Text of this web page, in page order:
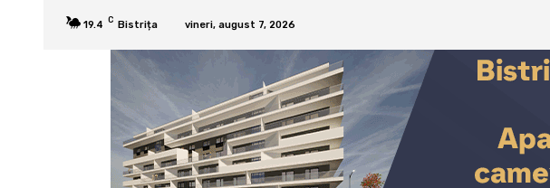
19.4 C Bistrița vineri, august 7, 2026